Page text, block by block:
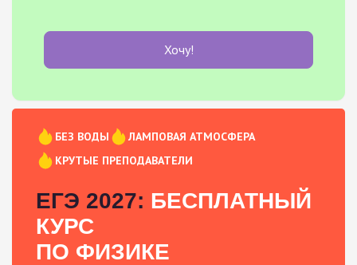
Хочу!
БЕЗ ВОДЫ
ЛАМПОВАЯ АТМОСФЕРА
КРУТЫЕ ПРЕПОДАВАТЕЛИ
ЕГЭ 2027: БЕСПЛАТНЫЙ
КУРС
ПО ФИЗИКЕ